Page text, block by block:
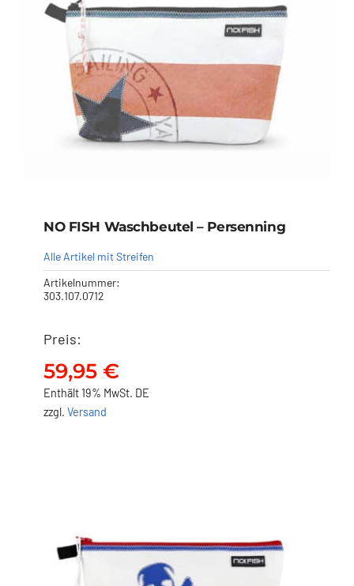
Segelankauf
NO FISH Waschbeutel –
59,95
NO FISH Waschbeutel – Persenning
Alle Artikel mit Streifen
Artikelnummer:
303.107.0712
Preis:
59,95 €
Enthält 19% MwSt. DE
zzgl. Versand